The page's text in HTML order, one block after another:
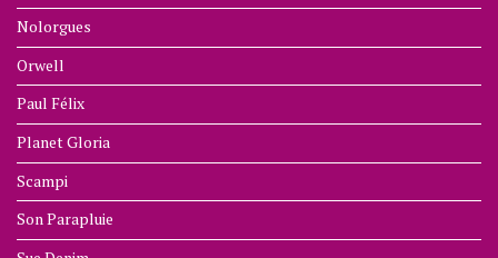
Nolorgues
Orwell
Paul Félix
Planet Gloria
Scampi
Son Parapluie